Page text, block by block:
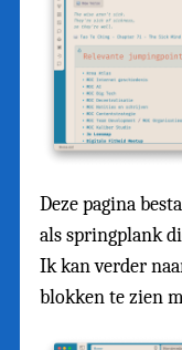
Deze pagina
als springplank
Ik kan verder
blokken te zien